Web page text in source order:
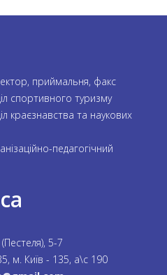
приймальня, факс
спортивного туризму
краєзнавства та наукових
педагогічний
5-7
м. Київ - 135, а\с 190